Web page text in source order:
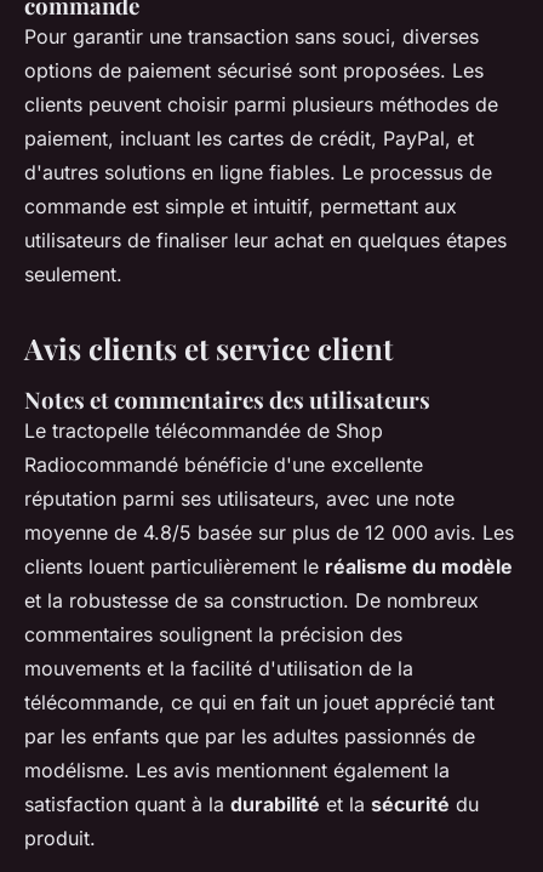
Pour garantir une transaction sans souci, diverses
options de paiement sécurisé sont proposées. Les
clients peuvent choisir parmi plusieurs méthodes de
paiement, incluant les cartes de crédit, PayPal, et
d'autres solutions en ligne fiables. Le processus de
commande est simple et intuitif, permettant aux
utilisateurs de finaliser leur achat en quelques étapes
seulement.
Avis clients et service client
Notes et commentaires des utilisateurs
Le tractopelle télécommandée de Shop
Radiocommandé bénéficie d'une excellente
réputation parmi ses utilisateurs, avec une note
moyenne de 4.8/5 basée sur plus de 12 000 avis. Les
clients louent particulièrement le réalisme du modèle
et la robustesse de sa construction. De nombreux
commentaires soulignent la précision des
mouvements et la facilité d'utilisation de la
télécommande, ce qui en fait un jouet apprécié tant
par les enfants que par les adultes passionnés de
modélisme. Les avis mentionnent également la
satisfaction quant à la durabilité et la sécurité du
produit.